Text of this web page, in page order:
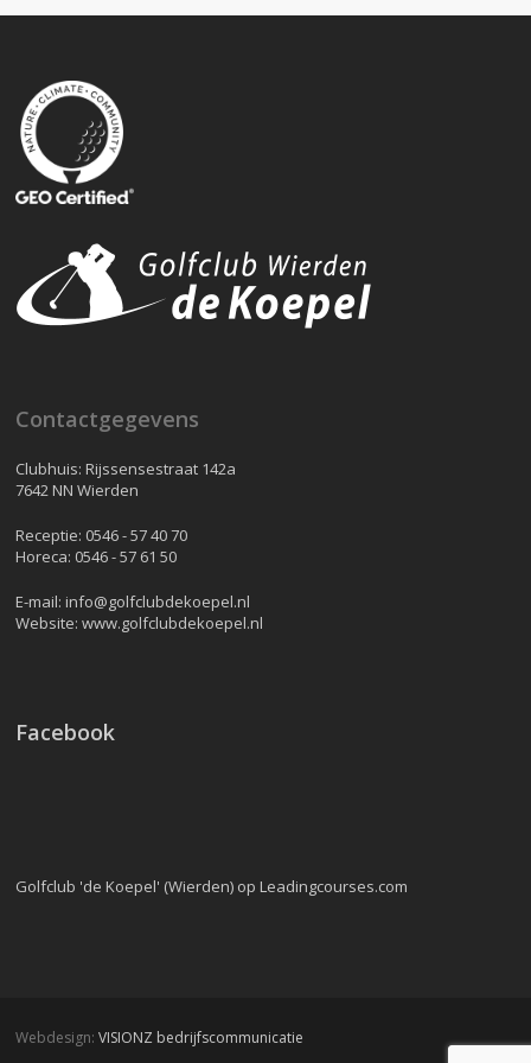
Contactgegevens
Clubhuis: Rijssensestraat 142a
7642 NN Wierden
Receptie: 0546 - 57 40 70
Horeca: 0546 - 57 61 50
E-mail: info@golfclubdekoepel.nl
Website:www.golfclubdekoepel.nl
Facebook
Golfclub 'de Koepel' (Wierden) op Leadingcourses.com
Webdesign:VISIONZ bedrijfscommunicatie